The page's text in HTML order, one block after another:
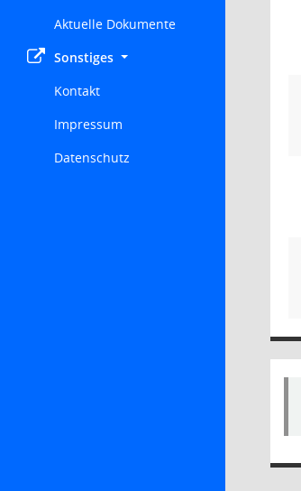
Aktuelle Dokumente
Sonstiges
Kontakt
Impressum
Datenschutz